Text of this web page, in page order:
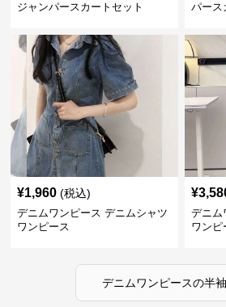
ジャンパースカートセット
パース
¥1,960 (税込)
デニムワンピース デニムシャツ
ワンピース
¥
デニム
ワンピ
デニムワンピースの半袖